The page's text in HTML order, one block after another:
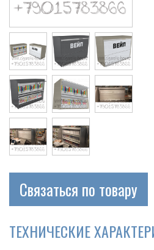
Связаться по товару
ТЕХНИЧЕСКИЕ